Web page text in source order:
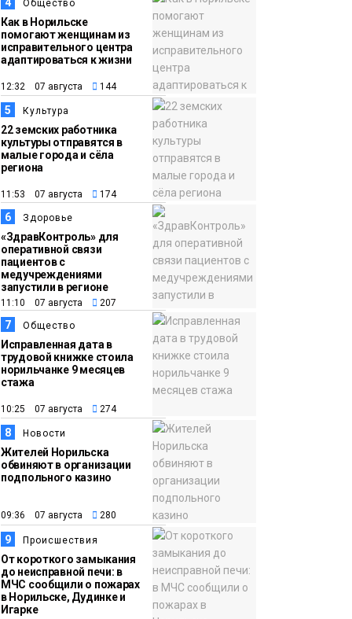
Здоровье
«Герой Северного
города» Анастасия
Батуринец 24 года
заботится о здоровье
жителей Норильска
4 Общество
Как в Норильске
помогают женщинам из
исправительного центра
адаптироваться к жизни
12:32 07 августа 144
5 Культура
22 земских работника
культуры отправятся в
малые города и сёла
региона
11:53 07 августа 174
6 Здоровье
«ЗдравКонтроль» для
оперативной связи
пациентов с
медучреждениями
запустили в регионе
11:10 07 августа 207
7 Общество
Исправленная дата в
трудовой книжке стоила
норильчанке 9 месяцев
стажа
10:25 07 августа 274
8 Новости
Жителей Норильска
обвиняют в организации
подпольного казино
09:36 07 августа 280
9 Происшествия
От короткого замыкания
до неисправной печи: в
МЧС сообщили о пожарах
в Норильске, Дудинке и
Игарке